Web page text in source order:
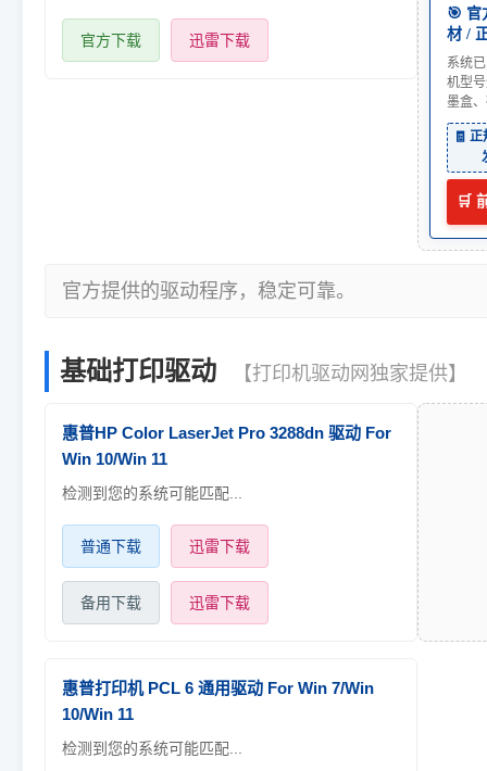
官方下载 迅雷下载
🎯 官
材 /
系统
机型
墨盒
🧾
🛒
官方提供的驱动程序，稳定可靠。
基础打印驱动 【打印机驱动网独家提供】
惠普HP Color LaserJet Pro 3288dn 驱动 For
Win 10/Win 11
检测到您的系统可能匹配...
普通下载 迅雷下载
备用下载 迅雷下载
惠普打印机 PCL 6 通用驱动 For Win 7/Win
10/Win 11
检测到您的系统可能匹配...